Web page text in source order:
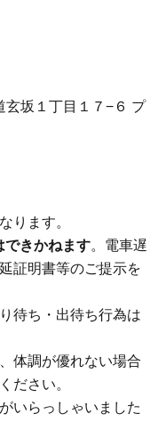
玄坂１丁目１７−６ プ
ります。
できかねます。電車遅
証明書等のご提示を
待ち・出待ち行為は
体調が優れない場合
ださい。
いらっしゃいました